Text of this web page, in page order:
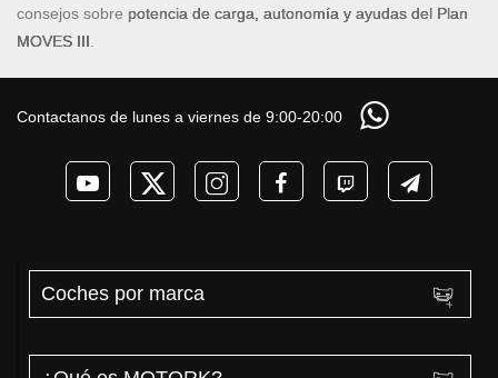
consejos sobre potencia de carga, autonomía y ayudas del Plan
MOVES III.
Contactanos de lunes a viernes de 9:00-20:00
Coches por marca